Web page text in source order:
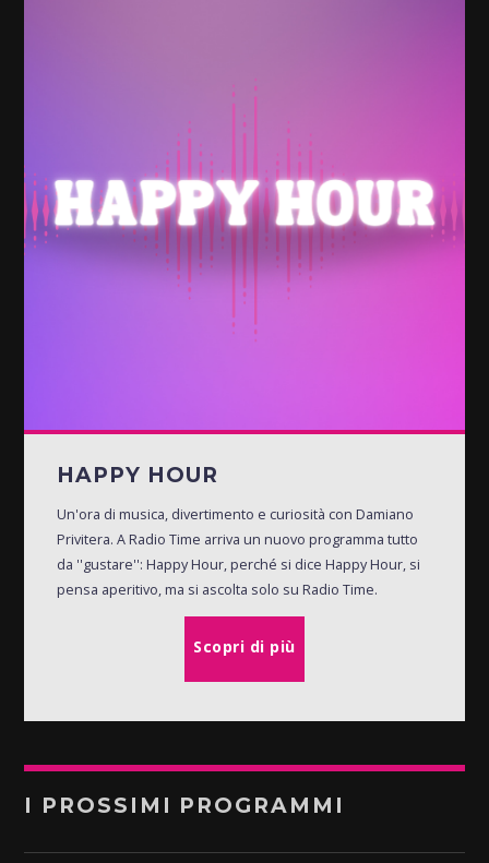
HAPPY HOUR
Un'ora di musica, divertimento e curiosità con Damiano
Privitera. A Radio Time arriva un nuovo programma tutto
da ''gustare'': Happy Hour, perché si dice Happy Hour, si
pensa aperitivo, ma si ascolta solo su Radio Time.
Scopri di più
I PROSSIMI PROGRAMMI